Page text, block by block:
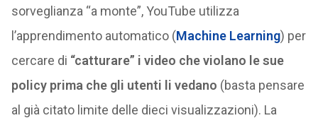
sorveglianza “a monte”, YouTube utilizza
l’apprendimento automatico (Machine Learning) per
cercare di “catturare” i video che violano le sue
policy prima che gli utenti li vedano (basta pensare
al già citato limite delle dieci visualizzazioni). La